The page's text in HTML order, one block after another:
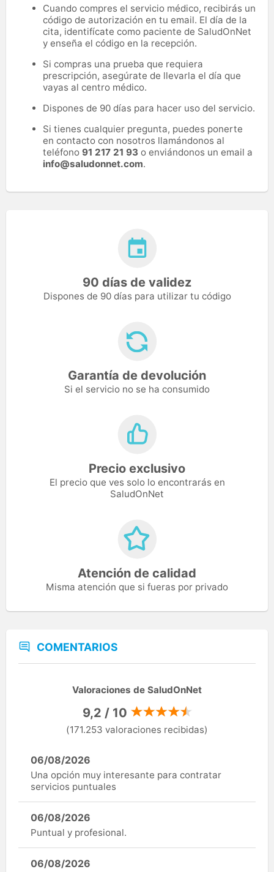
Cuando compres el servicio médico, recibirás un
código de autorización en tu email. El día de la
cita, identifícate como paciente de SaludOnNet
y enseña el código en la recepción.
Si compras una prueba que requiera
prescripción, asegúrate de llevarla el día que
vayas al centro médico.
Dispones de 90 días para hacer uso del servicio.
Si tienes cualquier pregunta, puedes ponerte
en contacto con nosotros llamándonos al
teléfono 91 217 21 93 o enviándonos un email a
info@saludonnet.com.
90 días de validez
Dispones de 90 días para utilizar tu código
Garantía de devolución
Si el servicio no se ha consumido
Precio exclusivo
El precio que ves solo lo encontrarás en
SaludOnNet
Atención de calidad
Misma atención que si fueras por privado
COMENTARIOS
Valoraciones de SaludOnNet
9,2 / 10
(171.253 valoraciones recibidas)
06/08/2026
Una opción muy interesante para contratar
servicios puntuales
06/08/2026
Puntual y profesional.
06/08/2026